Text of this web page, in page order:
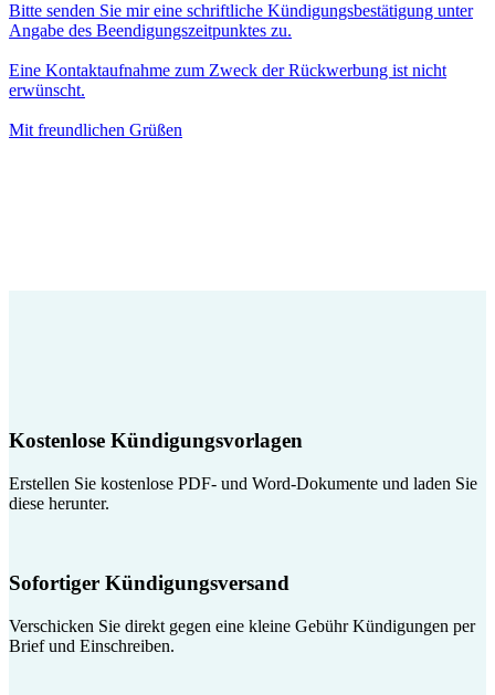
Bitte senden Sie mir eine schriftliche Kündigungsbestätigung unter
Angabe des Beendigungszeitpunktes zu.
Eine Kontaktaufnahme zum Zweck der Rückwerbung ist nicht
erwünscht.
Mit freundlichen Grüßen
Kostenlose Kündigungsvorlagen
Erstellen Sie kostenlose PDF- und Word-Dokumente und laden Sie
diese herunter.
Sofortiger Kündigungsversand
Verschicken Sie direkt gegen eine kleine Gebühr Kündigungen per
Brief und Einschreiben.